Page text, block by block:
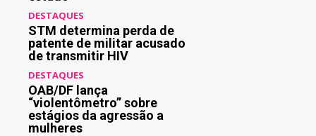
DESTAQUES
STM determina perda de
patente de militar acusado
de transmitir HIV
DESTAQUES
OAB/DF lança
“violentômetro” sobre
estágios da agressão a
mulheres